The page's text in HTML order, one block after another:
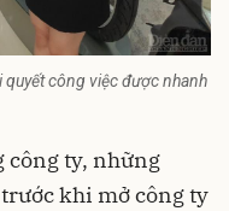
quyết công việc được nhanh
công ty, những
khi mở công ty